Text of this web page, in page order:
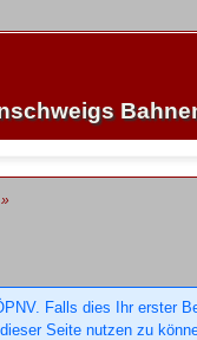
Falls dies Ihr erster
Seite nutzen zu